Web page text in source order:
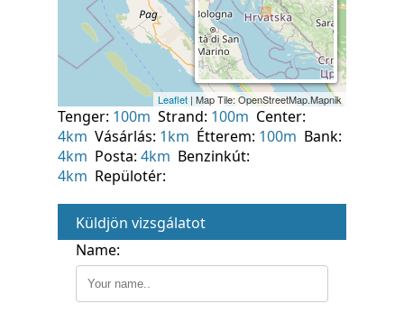
Tenger: 100m Strand: 100m Center:
4km Vásárlás: 1km Étterem: 100m Bank:
4km Posta: 4km Benzinkút:
4km Repülotér:
Küldjön vizsgálatot
Name: